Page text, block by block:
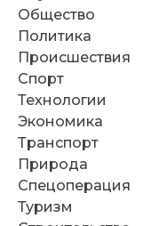
Общество
Политика
Происшествия
Спорт
Технологии
Экономика
Транспорт
Природа
Спецоперация
Туризм